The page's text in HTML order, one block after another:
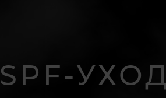
SPF-